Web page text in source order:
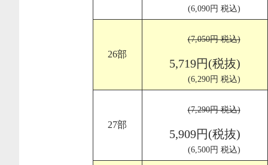
(6,090円 税込)
26部
(7,050円 税込)
5,719円(税抜)
(6,290円 税込)
27部
(7,290円 税込)
5,909円(税抜)
(6,500円 税込)